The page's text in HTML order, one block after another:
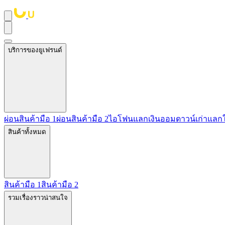
บริการของยูเฟรนด์
ผ่อนสินค้ามือ 1 ผ่อนสินค้ามือ 2ไอโฟนแลกเงินออมดาวน์เก่าแลก
สินค้าทั้งหมด
สินค้ามือ 1 สินค้ามือ 2
รวมเรื่องราวน่าสนใจ